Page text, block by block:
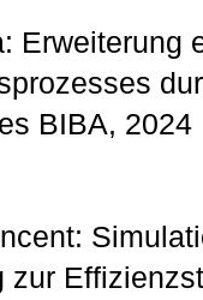
Erweiterung
BIBA, 2024
zur